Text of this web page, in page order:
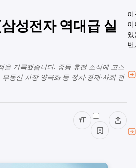
성전자 역대급 실
기록했습니다. 중동 휴전 소식에 코스
동산 시장 양극화 등 정치·경제·사회 전